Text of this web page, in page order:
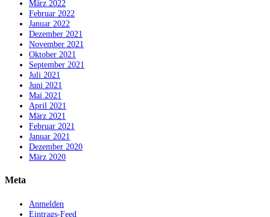
März 2022
Februar 2022
Januar 2022
Dezember 2021
November 2021
Oktober 2021
September 2021
Juli 2021
Juni 2021
Mai 2021
April 2021
März 2021
Februar 2021
Januar 2021
Dezember 2020
März 2020
Meta
Anmelden
Eintrags-Feed